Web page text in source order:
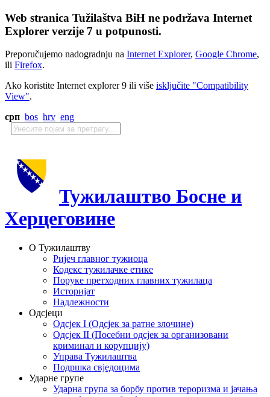
Web stranica Tužilaštva BiH ne podržava Internet
Explorer verzije 7 u potpunosti.
Preporučujemo nadogradnju na Internet Explorer, Google Chrome,
ili Firefox.
Ako koristite Internet explorer 9 ili više isključite "Compatibility
View".
срп bos hrv eng
Тужилаштво Босне и
Херцеговине
О Тужилаштву
Ријеч главног тужиоца
Кодекс тужилачке етике
Поруке претходних главних тужилаца
Историјат
Надлежности
Одсјеци
Одсјек I (Одсјек за ратне злочине)
Одсјек II (Посебни одсјек за организовани
криминал и корупцију)
Управа Тужилаштва
Подршка свједоцима
Ударне групе
Ударна група за борбу против тероризма и јачања